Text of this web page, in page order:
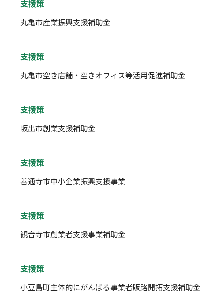
支援策
丸亀市産業振興支援補助金
支援策
丸亀市空き店舗・空きオフィス等活用促進補助金
支援策
坂出市創業支援補助金
支援策
善通寺市中小企業振興支援事業
支援策
観音寺市創業者支援事業補助金
支援策
小豆島町主体的にがんばる事業者販路開拓支援補助金